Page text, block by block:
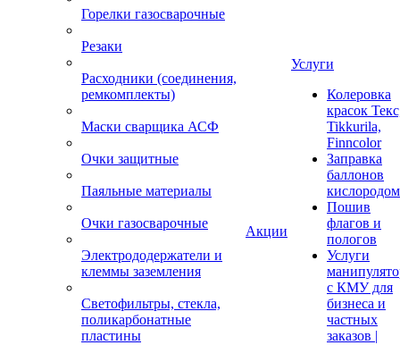
Горелки газосварочные
Резаки
Расходники (соединения,
ремкомплекты)
Маски сварщика АСФ
Очки защитные
Паяльные материалы
Очки газосварочные
Электрододержатели и
клеммы заземления
Светофильтры, стекла,
поликарбонатные
пластины
Акции
Услуги
Колеровка
красок
Tikkurila,
Finncolor
Заправка
баллонов
кислородом
Пошив
флагов и
пологов
Услуги
с КМУ для
бизнеса и
частных
заказов |